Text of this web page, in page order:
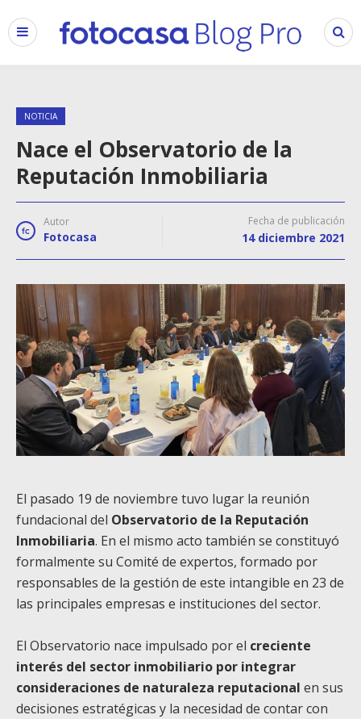
NOTICIA
Nace el Observatorio de la
Reputación Inmobiliaria
Autor
Fotocasa
Fecha de publicación
14 diciembre 2021
El pasado 19 de noviembre tuvo lugar la reunión
fundacional del Observatorio de la Reputación
Inmobiliaria. En el mismo acto también se constituyó
formalmente su Comité de expertos, formado por
responsables de la gestión de este intangible en 23 de
las principales empresas e instituciones del sector.
El Observatorio nace impulsado por el creciente
interés del sector inmobiliario por integrar
consideraciones de naturaleza reputacional en sus
decisiones estratégicas y la necesidad de contar con